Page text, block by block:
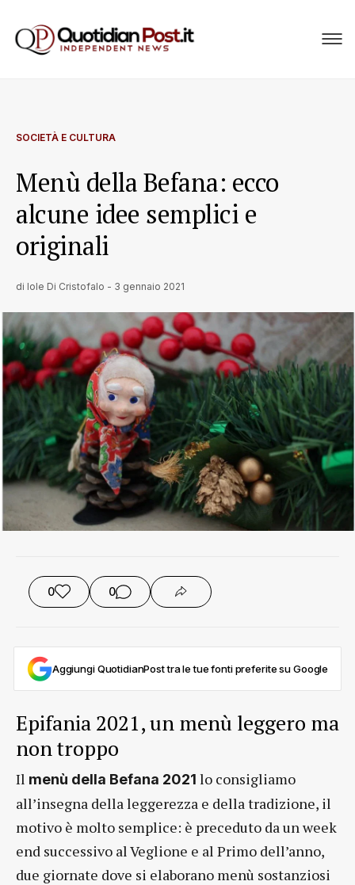
SOCIETÀ E CULTURA
Menù della Befana: ecco
alcune idee semplici e
originali
di Iole Di Cristofalo - 3 gennaio 2021
0 0
Aggiungi QuotidianPost tra le tue fonti preferite su Google
Epifania 2021, un menù leggero ma
non troppo
Il menù della Befana 2021 lo consigliamo
all’insegna della leggerezza e della tradizione, il
motivo è molto semplice: è preceduto da un week
end successivo al Veglione e al Primo dell’anno,
due giornate dove si elaborano menù sostanziosi